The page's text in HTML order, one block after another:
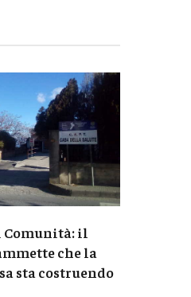
Comunità: il
che la
sta costruendo